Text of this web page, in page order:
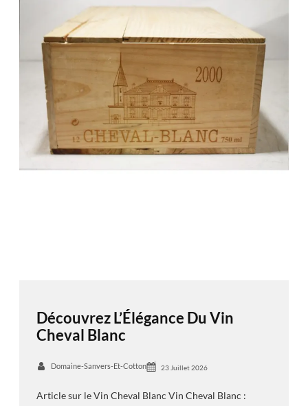
Découvrez L’Élégance Du Vin
Cheval Blanc
Domaine-Sanvers-Et-Cotton 23 Juillet 2026
Article sur le Vin Cheval Blanc Vin Cheval Blanc :